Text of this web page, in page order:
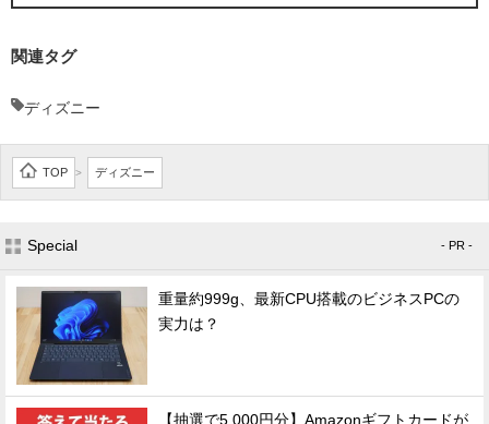
関連タグ
ディズニー
TOP > ディズニー
Special - PR -
重量約999g、最新CPU搭載のビジネスPCの
実力は？
【抽選で5,000円分】Amazonギフトカードが